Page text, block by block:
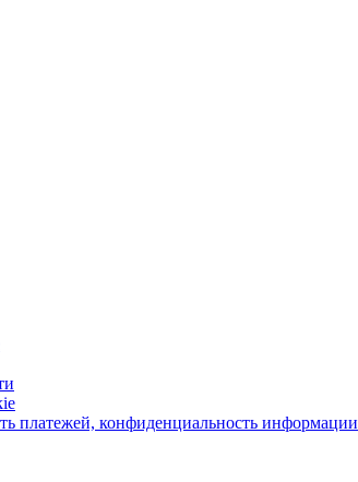
платежей, конфиденциальность информации